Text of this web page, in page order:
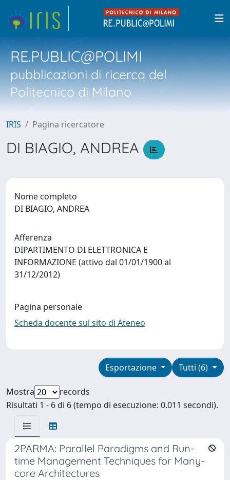
RE.PUBLIC@POLIMI
pubblicazioni di ricerca del
Politecnico di Milano
IRIS Pagina ricercatore
DI BIAGIO, ANDREA
Nome completo
DI BIAGIO, ANDREA
Afferenza
DIPARTIMENTO DI ELETTRONICA E
INFORMAZIONE (attivo dal 01/01/1900 al
31/12/2012)
Pagina personale
Scheda docente sul sito di Ateneo
Tutti (6)
Esportazione
Mostra
records
Risultati 1 - 6 di 6 (tempo di esecuzione: 0.011 secondi).
2PARMA: Parallel Paradigms and Run-
time Management Techniques for Many-
core Architectures